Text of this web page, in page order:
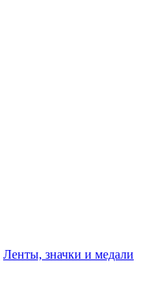
Ленты, значки и медали